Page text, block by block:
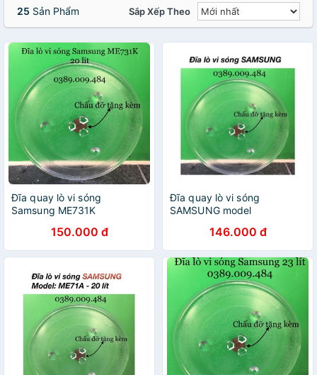
25 Sản Phẩm Sắp Xếp Theo
Đĩa quay lò vi sóng
Samsung ME731K
150.000 đ
Đĩa quay lò vi sóng
SAMSUNG model
146.000 đ